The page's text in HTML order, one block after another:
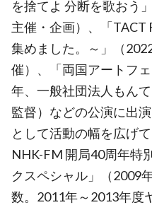
を捨てよ 分断を歌おう
主催・企画）、「TACT
集めました。～」（
催）、「両国アートフ
年、一般社団法人もん
監督）などの公演に出
として活動の幅を広げて
NHK-FM 開局40周年特
クスペシャル」（2009
数。2011年～2013年度